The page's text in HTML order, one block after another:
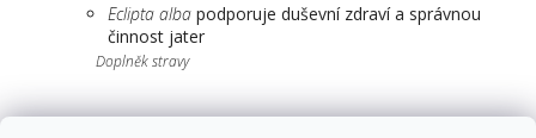
Eclipta alba podporuje duševní zdraví a správnou
činnost jater
Doplněk stravy